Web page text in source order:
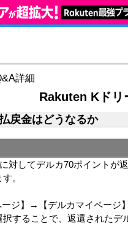
詳細
Rakuten Kドリ
戻金はどうなるか
対してデルカ70ポイントが
。
ジ】→【デルカマイページ
択することで、返還されたデ